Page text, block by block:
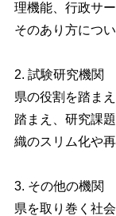
理機能、行政サ
そのあり方につ
2. 試験研究機関
県の役割を踏ま
踏まえ、研究課
織のスリム化や
3. その他の機関
県を取り巻く社